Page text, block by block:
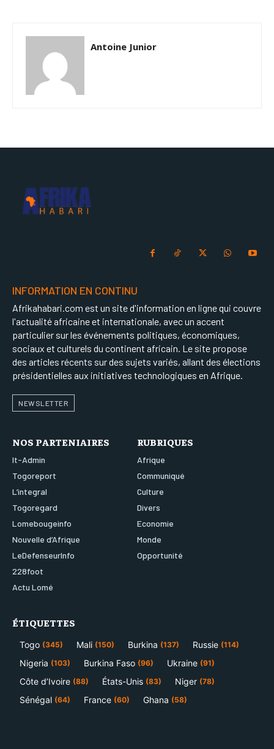
Antoine Junior
INFORMATION EN CONTINU
Afrikahabari.com est un site d'information en ligne qui couvre
l'actualité africaine et internationale, avec un accent
particulier sur les événements politiques, économiques,
sociaux et culturels du continent africain. Le site propose
des articles récents sur des sujets variés, allant des élections
présidentielles aux initiatives technologiques en Afrique.
NEWSLETTER
NOS PARTENIAIRES
It-Admin
Togoreport
L’integral
Togoregard
Lomebougeinfo
Nouvelle d’Afrique
LeDefenseurInfo
228foot
Actu Lomé
RUBRIQUES
Afrique
Communiqué
Culture
Divers
Economie
Monde
Opportunité
ÉTIQUETTES
Togo (345) Mali (150) Burkina (137) Russie (114)
Nigeria (103) Burkina Faso (96) Ukraine (91)
Côte d’Ivoire (88) États-Unis (83) Niger (78)
Sénégal (64) France (60) Ghana (58)